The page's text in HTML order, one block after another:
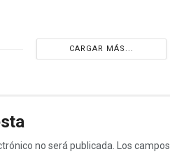
CARGAR MÁS...
no será publicada. Los